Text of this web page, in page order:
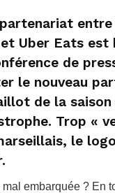
entre
Uber Eats est
de
le nouveau
de la
Trop «
le
mal embarquée ? En